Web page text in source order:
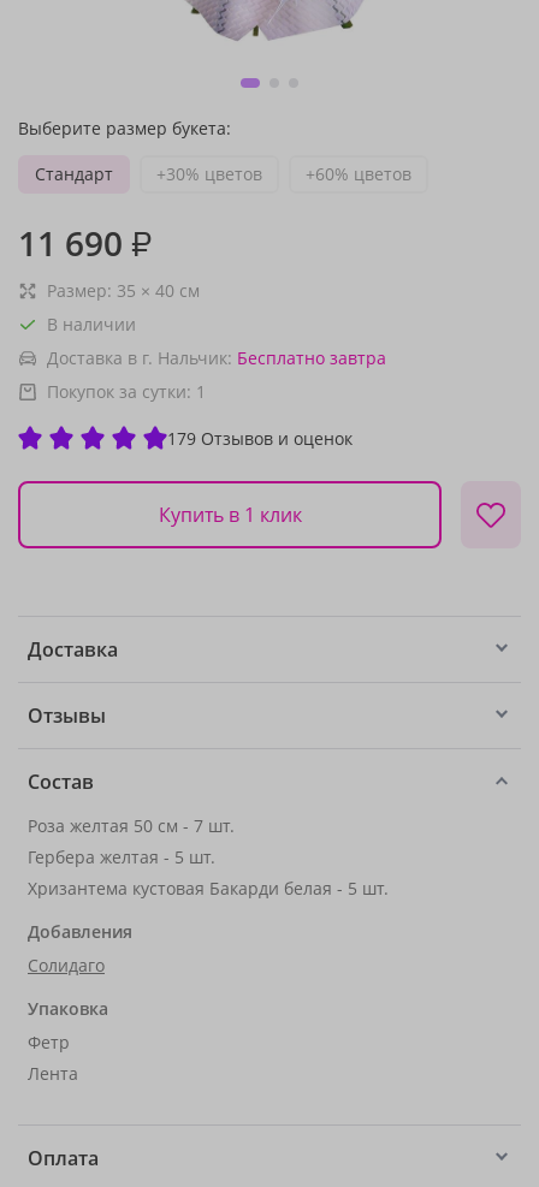
Выберите размер букета:
Стандарт
+30% цветов +60% цветов
11 690 ₽
Размер: 35 × 40 см
В наличии
Доставка в г. Нальчик: Бесплатно завтра
Покупок за сутки: 1
179 Отзывов и оценок
Купить в 1 клик
Доставка
Отзывы
Состав
Роза желтая 50 см - 7 шт.
Гербера желтая - 5 шт.
Хризантема кустовая Бакарди белая - 5 шт.
Добавления
Солидаго
Упаковка
Фетр
Лента
Оплата